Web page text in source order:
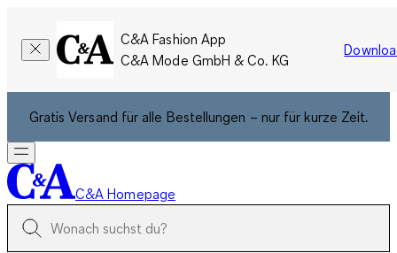
C&A Fashion App
C&A Mode GmbH & Co. KG
Gratis Versand für alle Bestellungen – nur für kurze Zeit.
C&A Homepage